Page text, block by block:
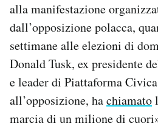
AREA PERSONALE
Area Personale
Newsletter
Notifiche mobile
Regala il Post
Hai bisogno di aiuto?
Esci
alla manifestazione
dall’opposizione polacca,
settimane alle elezioni di
Donald Tusk, ex presidente
e leader di Piattaforma
all’opposizione, hachiamato
marcia di un milione di